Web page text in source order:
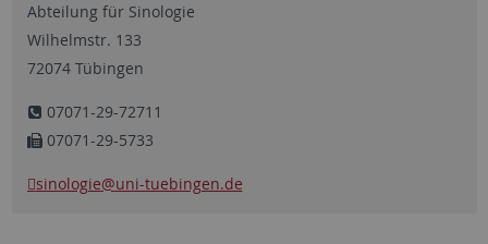
Abteilung für Sinologie
Wilhelmstr. 133
72074 Tübingen
07071-29-72711
07071-29-5733
sinologie@uni-tuebingen.de